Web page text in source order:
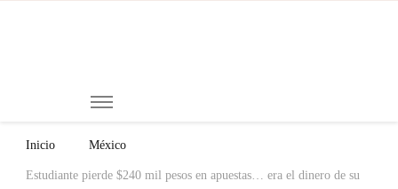
Inicio México
Estudiante pierde $240 mil pesos en apuestas… era el dinero de su